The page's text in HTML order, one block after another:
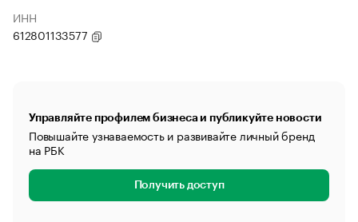
ИНН
612801133577
Управляйте профилем бизнеса и публикуйте новости
Повышайте узнаваемость и развивайте личный бренд
на РБК
Получить доступ